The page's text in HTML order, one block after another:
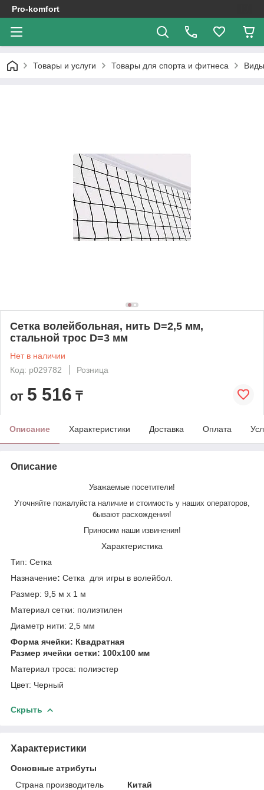
Pro-komfort
Товары и услуги Товары для спорта и фитнеса
Сетка волейбольная, нить D=2,5 мм,
стальной трос D=3 мм
Нет в наличии
Код: p029782
Розница
от 5 516 ₸
Описание Характеристики Доставка Оплата
Описание
Уважаемые посетители!
Уточняйте пожалуйста наличие и стоимость у наших операторов,
бывают расхождения!
Приносим наши извинения!
Характеристика
Тип: Сетка
Назначение: Сетка для игры в волейбол.
Размер: 9,5 м x 1 м
Материал сетки: полиэтилен
Диаметр нити: 2,5 мм
Форма ячейки: Квадратная
Размер ячейки сетки: 100х100 мм
Материал троса: полиэстер
Цвет: Черный
Скрыть
Характеристики
Основные атрибуты
Страна производитель
Китай